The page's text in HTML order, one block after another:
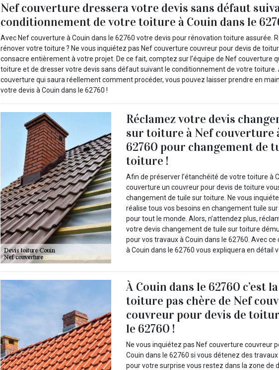
Nef couverture dressera votre devis sans défaut
conditionnement de votre toiture à Couin dans le
Avec Nef couverture à Couin dans le 62760 votre devis pour rénovation toiture assurée.
rénover votre toiture ? Ne vous inquiétez pas Nef couverture couvreur pour devis de
consacre entièrement à votre projet. De ce fait, comptez sur l’équipe de Nef couverture
toiture et de dresser votre devis sans défaut suivant le conditionnement de votre toiture.
couverture qui saura réellement comment procéder, vous pouvez laisser prendre en
votre devis à Couin dans le 62760 !
Réclamez votre devis
sur toiture à Nef couverture
62760 pour changement de
toiture !
Afin de préserver l’étanchéité de votre toiture à
couverture un couvreur pour devis de toiture
changement de tuile sur toiture. Ne vous
réalise tous vos besoins en changement tuile
pour tout le monde. Alors, n’attendez plus,
votre devis changement de tuile sur toiture
pour vos travaux à Couin dans le 62760. Avec
à Couin dans le 62760 vous expliquera en détail
À Couin dans le 62760 c’est
toiture pas chère de Nef
couvreur pour devis de
le 62760 !
Ne vous inquiétez pas Nef couverture couvreur
Couin dans le 62760 si vous détenez des
pour votre surprise vous restez dans la zone de